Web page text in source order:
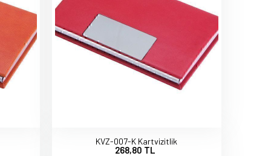
KVZ-007-K Kartvizitlik
268,80 TL